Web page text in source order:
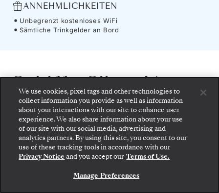
ANNEHMLICHKEITEN
Unbegrenzt kostenloses WiFi
Sämtliche Trinkgelder an Bord
Schiff-Silver Nova
Überschreiten Sie Horizonte an Bord der
Silver Nova– jenem Schiff, das den Grundstein
für die Nova-Klasse legte und eine neue Ära
des weltweiten Reisens einläutete. Ihre
markante, asymmetrische Architektur eröffnet
Gehen Sie an Bord: Wählen Sie Ihre Suite und
prüfen Sie die Preise und Inklusivleistungen, bevor
Sie Ihre Silversea-Reise sicher bestätigen.
BUCHEN SIE IHRE SUITE
We use cookies, pixel tags and other technologies to
collect information you provide as well as information
about your interactions with our site to enhance user
experience. We also share information about your use
of our site with our social media, advertising and
analytics partners. By using this site, you consent to our
use of these tracking tools in accordance with our
Privacy Notice and you accept our Terms of Use.
Manage Preferences